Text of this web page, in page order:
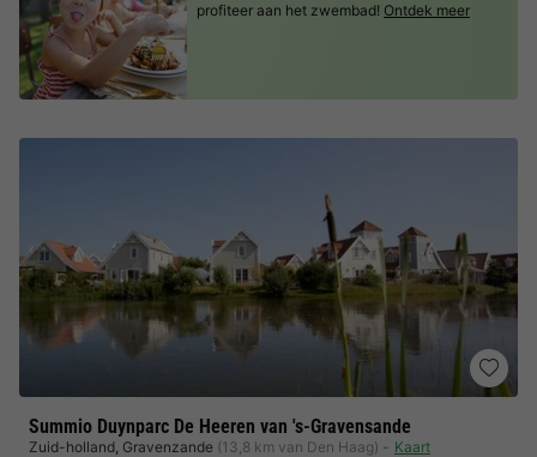
Summio Duynparc De Heeren van 's-Gravensande
Zuid-holland, Gravenzande (13,8 km van Den Haag) Kaart
profiteer aan het zwembad! Ontdek meer